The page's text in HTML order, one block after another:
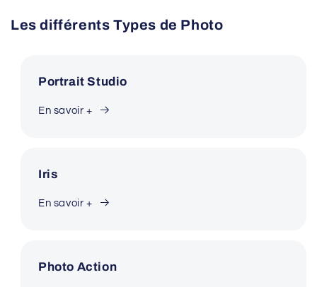
Les différents Types de Photo
Portrait Studio
En savoir +
Iris
En savoir +
Photo Action